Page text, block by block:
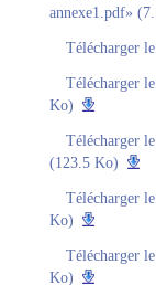
annexe1.pdf»
Télécharger
Télécharger
Ko)
Télécharger
(123.5 Ko)
Télécharger
Ko)
Télécharger
Ko)